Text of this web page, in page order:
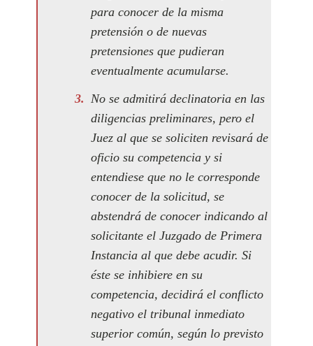
para conocer de la misma
pretensión o de nuevas
pretensiones que pudieran
eventualmente acumularse.
No se admitirá declinatoria en las
diligencias preliminares, pero el
Juez al que se soliciten revisará de
oficio su competencia y si
entendiese que no le corresponde
conocer de la solicitud, se
abstendrá de conocer indicando al
solicitante el Juzgado de Primera
Instancia al que debe acudir. Si
éste se inhibiere en su
competencia, decidirá el conflicto
negativo el tribunal inmediato
superior común, según lo previsto